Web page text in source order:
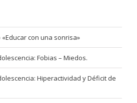
con una sonrisa»
Fobias – Miedos.
Hiperactividad y Déficit de